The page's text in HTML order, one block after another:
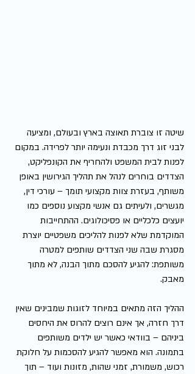
שיטה זו צוברת תאוצה בארץ ובעולם, ומציעה
לבני זוג דרך מכבדת ונעימה יותר לפרידה. במקום
לפנות לבית המשפט ולהחריף את הקונפליקט,
הצדדים בוחרים לנהל את תהליך הגירושין באופן
משותף, בעזרת צוות מקצועי תומך – עורכי דין,
מגשרים, ולעיתים גם אנשי מקצוע נוספים כמו
יועצים כלכליים או פסיכולוגים. ההתחייבות
המוקדמת שלא לפנות להליכים משפטיים יוצרת
מסגרת שבה שני הצדדים שותפים למטרה
משותפת: להגיע להסכם מתוך הבנה, לא מתוך
מאבק.
ההליך הזה מתאים במיוחד לזוגות שמבינים שאין
דרך חזרה, אך אינם רוצים להרוס את היחסים
ביניהם – בוודאי כאשר יש ילדים משותפים
בתמונה. הוא מאפשר להגיע להסכמות על חלוקת
רכוש, משמורת, זמני שהות, מזונות ועוד – תוך